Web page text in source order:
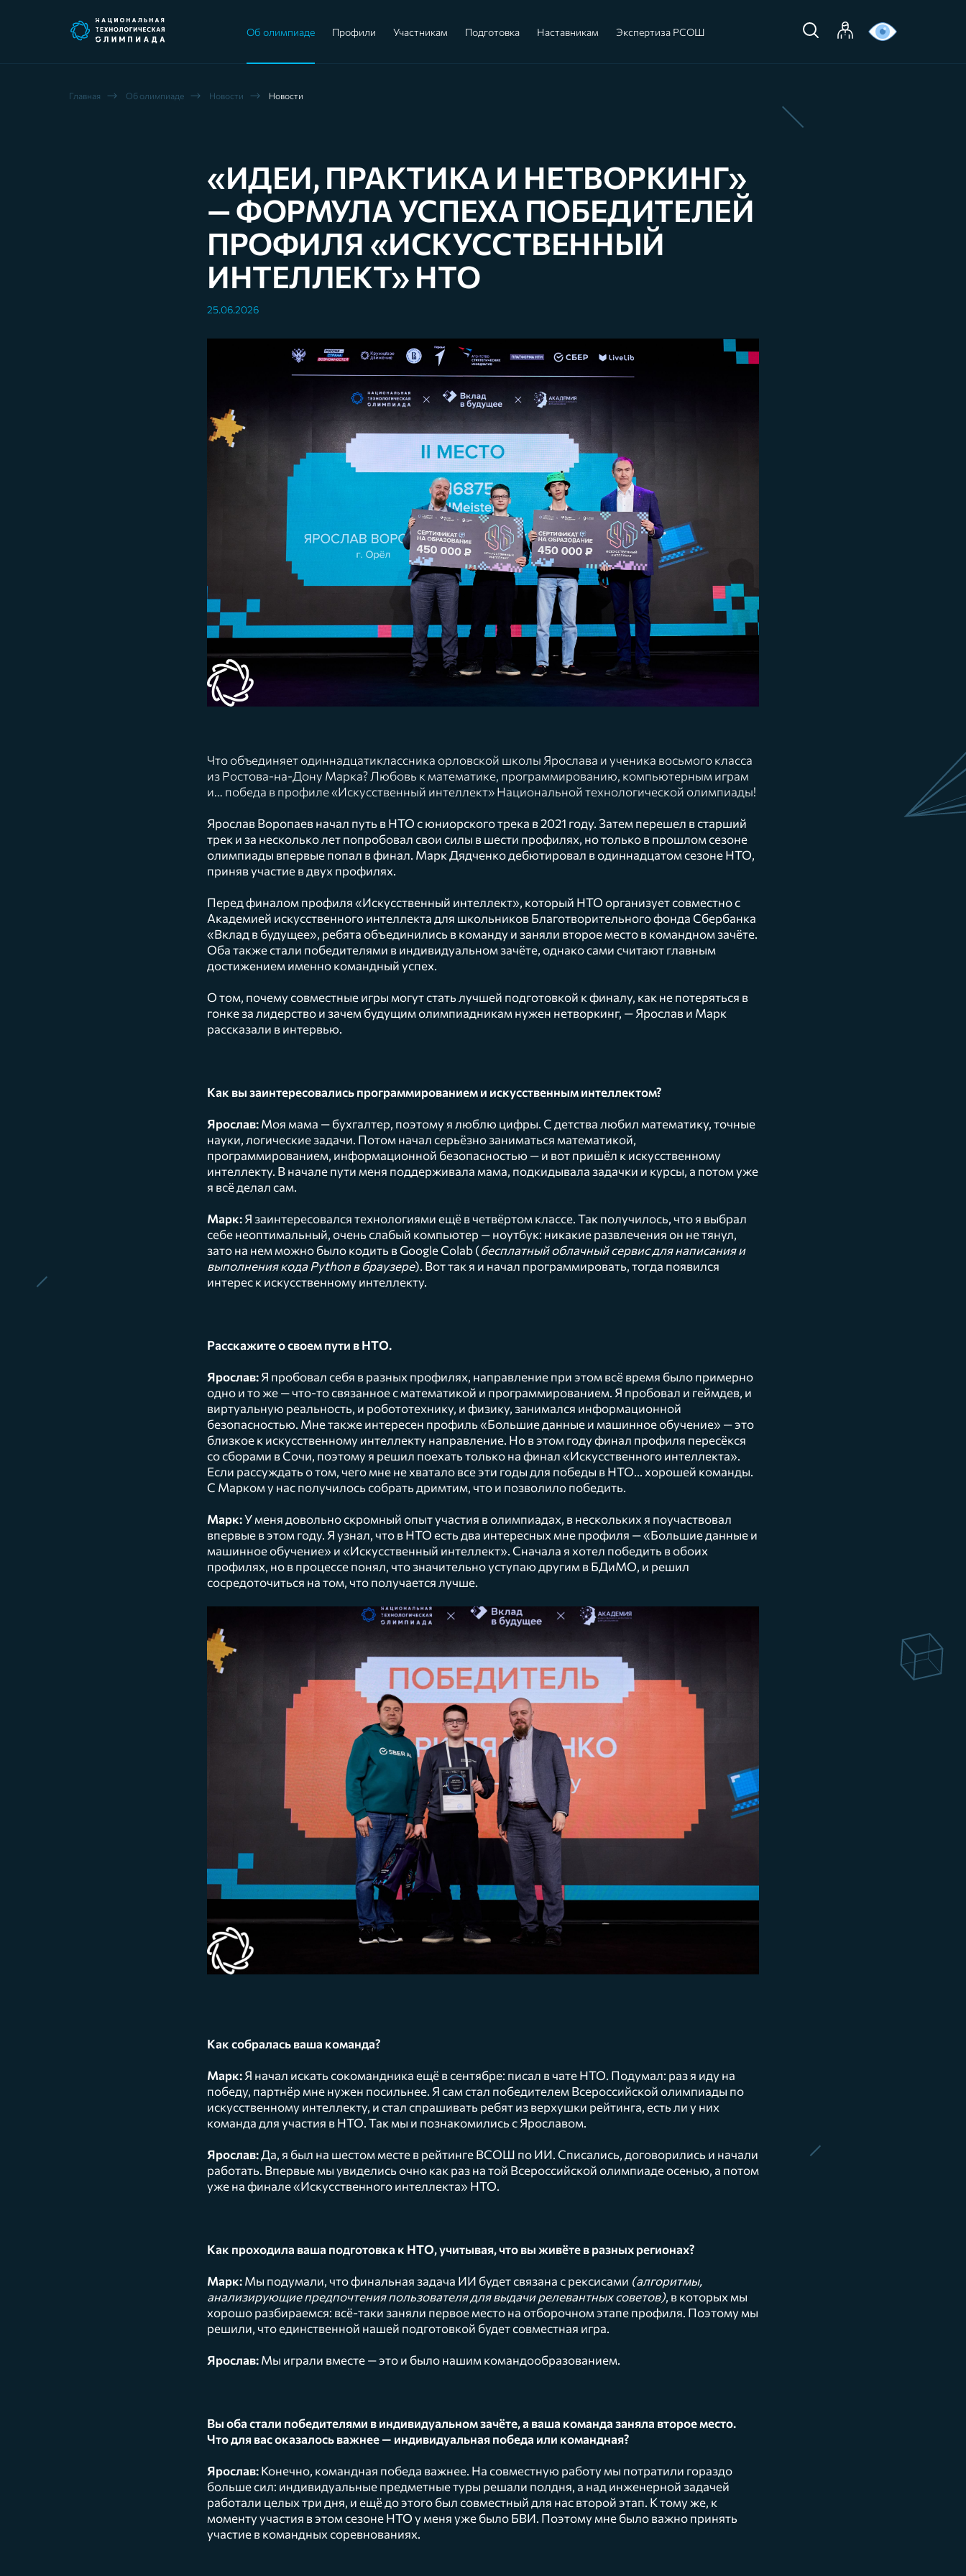
Об олимпиаде Профили Участникам Подготовка Наставникам Экспертиза РСОШ
Главная Об олимпиадe Новости Новости
«ИДЕИ, ПРАКТИКА И НЕТВОРКИНГ»
— ФОРМУЛА УСПЕХА ПОБЕДИТЕЛЕЙ
ПРОФИЛЯ «ИСКУССТВЕННЫЙ
ИНТЕЛЛЕКТ» НТО
25.06.2026
Что объединяет одиннадцатиклассника орловской школы Ярослава и ученика восьмого класса
из Ростова-на-Дону Марка? Любовь к математике, программированию, компьютерным играм
и… победа в профиле «Искусственный интеллект» Национальной технологической олимпиады!
Ярослав Воропаев начал путь в НТО с юниорского трека в 2021 году. Затем перешел в старший
трек и за несколько лет попробовал свои силы в шести профилях, но только в прошлом сезоне
олимпиады впервые попал в финал. Марк Дядченко дебютировал в одиннадцатом сезоне НТО,
приняв участие в двух профилях.
Перед финалом профиля «Искусственный интеллект», который НТО организует совместно с
Академией искусственного интеллекта для школьников Благотворительного фонда Сбербанка
«Вклад в будущее», ребята объединились в команду и заняли второе место в командном зачёте.
Оба также стали победителями в индивидуальном зачёте, однако сами считают главным
достижением именно командный успех.
О том, почему совместные игры могут стать лучшей подготовкой к финалу, как не потеряться в
гонке за лидерство и зачем будущим олимпиадникам нужен нетворкинг, — Ярослав и Марк
рассказали в интервью.
Как вы заинтересовались программированием и искусственным интеллектом?
Ярослав:Моя мама — бухгалтер, поэтому я люблю цифры. С детства любил математику, точные
науки, логические задачи. Потом начал серьёзно заниматься математикой,
программированием, информационной безопасностью — и вот пришёл к искусственному
интеллекту. В начале пути меня поддерживала мама, подкидывала задачки и курсы, а потом уже
я всё делал сам.
Марк:Я заинтересовался технологиями ещё в четвёртом классе. Так получилось, что я выбрал
себе неоптимальный, очень слабый компьютер — ноутбук: никакие развлечения он не тянул,
зато на нем можно было кодить в Google Colab (бесплатный облачный сервис для написания и
выполнения кода Python в браузере). Вот так я и начал программировать, тогда появился
интерес к искусственному интеллекту.
Расскажите о своем пути в НТО.
Ярослав:Я пробовал себя в разных профилях, направление при этом всё время было примерно
одно и то же — что-то связанное с математикой и программированием. Я пробовал и геймдев, и
виртуальную реальность, и робототехнику, и физику, занимался информационной
безопасностью. Мне также интересен профиль «Большие данные и машинное обучение» — это
близкое к искусственному интеллекту направление. Но в этом году финал профиля пересёкся
со сборами в Сочи, поэтому я решил поехать только на финал «Искусственного интеллекта».
Если рассуждать о том, чего мне не хватало все эти годы для победы в НТО… хорошей команды.
С Марком у нас получилось собрать дримтим, что и позволило победить.
Марк:У меня довольно скромный опыт участия в олимпиадах, в нескольких я поучаствовал
впервые в этом году. Я узнал, что в НТО есть два интересных мне профиля — «Большие данные и
машинное обучение» и «Искусственный интеллект». Сначала я хотел победить в обоих
профилях, но в процессе понял, что значительно уступаю другим в БДиМО, и решил
сосредоточиться на том, что получается лучше.
Как собралась ваша команда?
Марк:Я начал искать сокомандника ещё в сентябре: писал в чате НТО. Подумал: раз я иду на
победу, партнёр мне нужен посильнее. Я сам стал победителем Всероссийской олимпиады по
искусственному интеллекту, и стал спрашивать ребят из верхушки рейтинга, есть ли у них
команда для участия в НТО. Так мы и познакомились с Ярославом.
Ярослав:Да, я был на шестом месте в рейтинге ВСОШ по ИИ. Списались, договорились и начали
работать. Впервые мы увиделись очно как раз на той Всероссийской олимпиаде осенью, а потом
уже на финале «Искусственного интеллекта» НТО.
Как проходила ваша подготовка к НТО, учитывая, что вы живёте в разных регионах?
Марк:Мы подумали, что финальная задача ИИ будет связана с рексисами (алгоритмы,
анализирующие предпочтения пользователя для выдачи релевантных советов), в которых мы
хорошо разбираемся: всё-таки заняли первое место на отборочном этапе профиля. Поэтому мы
решили, что единственной нашей подготовкой будет совместная игра.
Ярослав:Мы играли вместе — это и было нашим командообразованием.
Вы оба стали победителями в индивидуальном зачёте, а ваша команда заняла второе место.
Что для вас оказалось важнее — индивидуальная победа или командная?
Ярослав:Конечно, командная победа важнее. На совместную работу мы потратили гораздо
больше сил: индивидуальные предметные туры решали полдня, а над инженерной задачей
работали целых три дня, и ещё до этого был совместный для нас второй этап. К тому же, к
моменту участия в этом сезоне НТО у меня уже было БВИ. Поэтому мне было важно принять
участие в командных соревнованиях.